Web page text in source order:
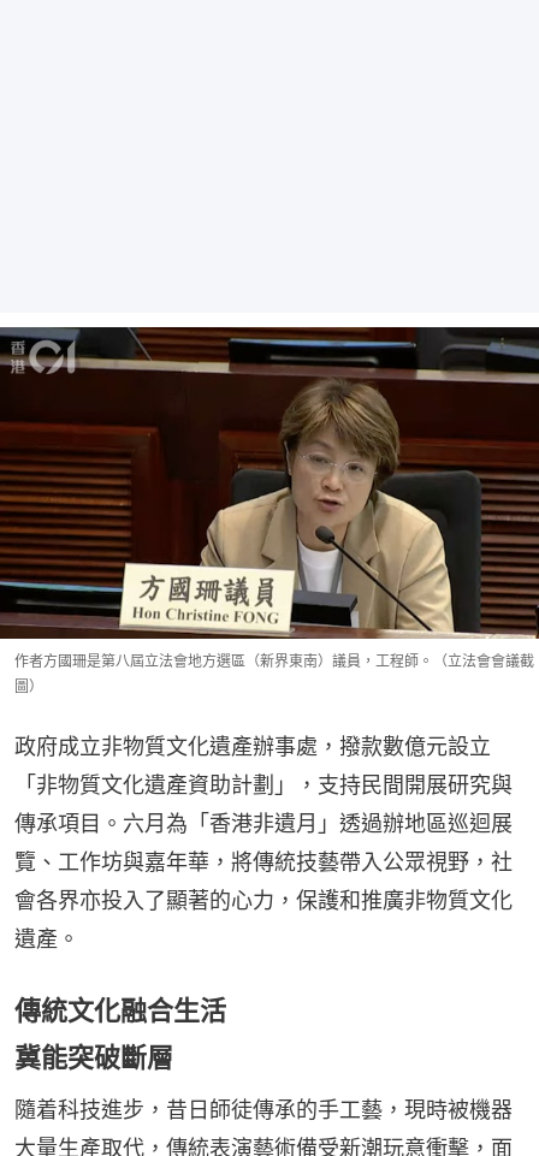
作者方國珊是第八屆立法會地方選區（新界東南）議員，工程師。（立法會會議截
圖）
政府成立非物質文化遺產辦事處，撥款數億元設立
「非物質文化遺產資助計劃」，支持民間開展研究與
傳承項目。六月為「香港非遺月」透過辦地區巡迴展
覽、工作坊與嘉年華，將傳統技藝帶入公眾視野，社
會各界亦投入了顯著的心力，保護和推廣非物質文化
遺產。
傳統文化融合生活
冀能突破斷層
隨着科技進步，昔日師徒傳承的手工藝，現時被機器
大量生產取代，傳統表演藝術備受新潮玩意衝擊，面